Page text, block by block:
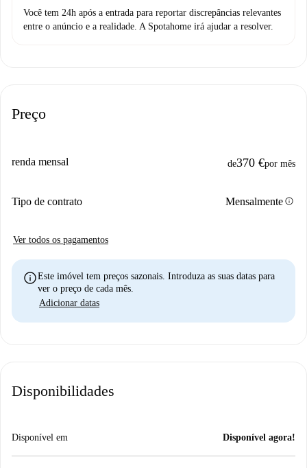
Você tem 24h após a entrada para reportar discrepâncias relevantes
entre o anúncio e a realidade. A Spotahome irá ajudar a resolver.
Preço
renda mensal de370 €por mês
Tipo de contrato Mensalmenteinfo
Ver todos os pagamentos
infoEste imóvel tem preços sazonais. Introduza as suas datas para
ver o preço de cada mês.
Adicionar datas
Disponibilidades
Disponível em Disponível agora!